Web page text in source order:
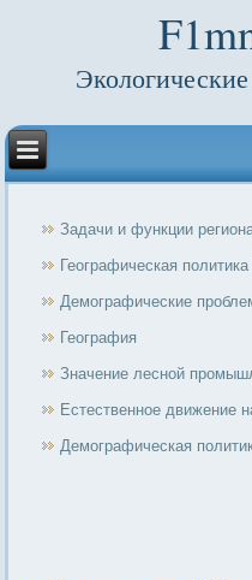
Задачи и функции
Географическая
Демографические
География
Значение лесной
Естественное движение
Демографическая